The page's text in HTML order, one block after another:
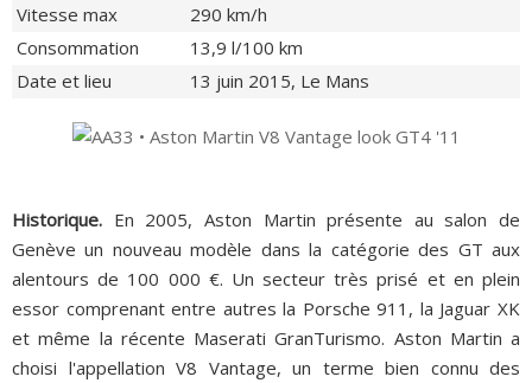
Vitesse max
290 km/h
Consommation
13,9 l/100 km
Date et lieu
13 juin 2015, Le Mans
Historique. En 2005, Aston Martin présente au salon de
Genève un nouveau modèle dans la catégorie des GT aux
alentours de 100 000 €. Un secteur très prisé et en plein
essor comprenant entre autres la Porsche 911, la Jaguar XK
et même la récente Maserati GranTurismo. Aston Martin a
choisi l'appellation V8 Vantage, un terme bien connu des